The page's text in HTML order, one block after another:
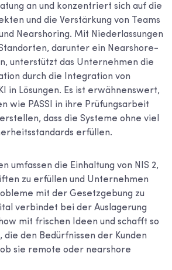
an und konzentriert sich auf die
und die Verstärkung von Teams
Nearshoring. Mit Niederlassungen
darunter ein Nearshore-
unterstützt das Unternehmen die
durch die Integration von
in Lösungen. Es ist erwähnenswert,
wie PASSI in ihre Prüfungsarbeit
dass die Systeme ohne viel
erfüllen.
umfassen die Einhaltung von NIS 2,
zu erfüllen und Unternehmen
mit der Gesetzgebung zu
verbindet bei der Auslagerung
mit frischen Ideen und schafft so
den Bedürfnissen der Kunden
sie remote oder nearshore